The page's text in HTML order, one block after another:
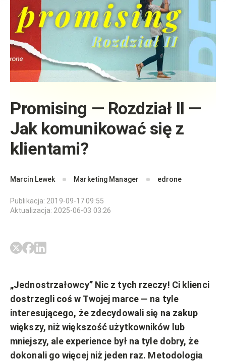
Promising — Rozdział II —
Jak komunikować się z
klientami?
Marcin Lewek Marketing Manager edrone
Publikacja: 2019-09-17 09:55
Aktualizacja: 2025-06-03 03:26
„Jednostrzałowcy” Nic z tych rzeczy! Ci klienci
dostrzegli coś w Twojej marce — na tyle
interesującego, że zdecydowali się na zakup
większy, niż większość użytkowników lub
mniejszy, ale experience był na tyle dobry, że
dokonali go więcej niż jeden raz. Metodologia